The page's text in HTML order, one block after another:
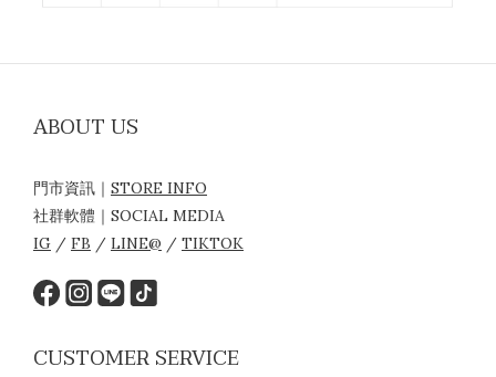
ABOUT US
門市資訊｜ STORE INFO
社群軟體｜SOCIAL MEDIA
IG / FB / LINE@ / TIKTOK
CUSTOMER SERVICE